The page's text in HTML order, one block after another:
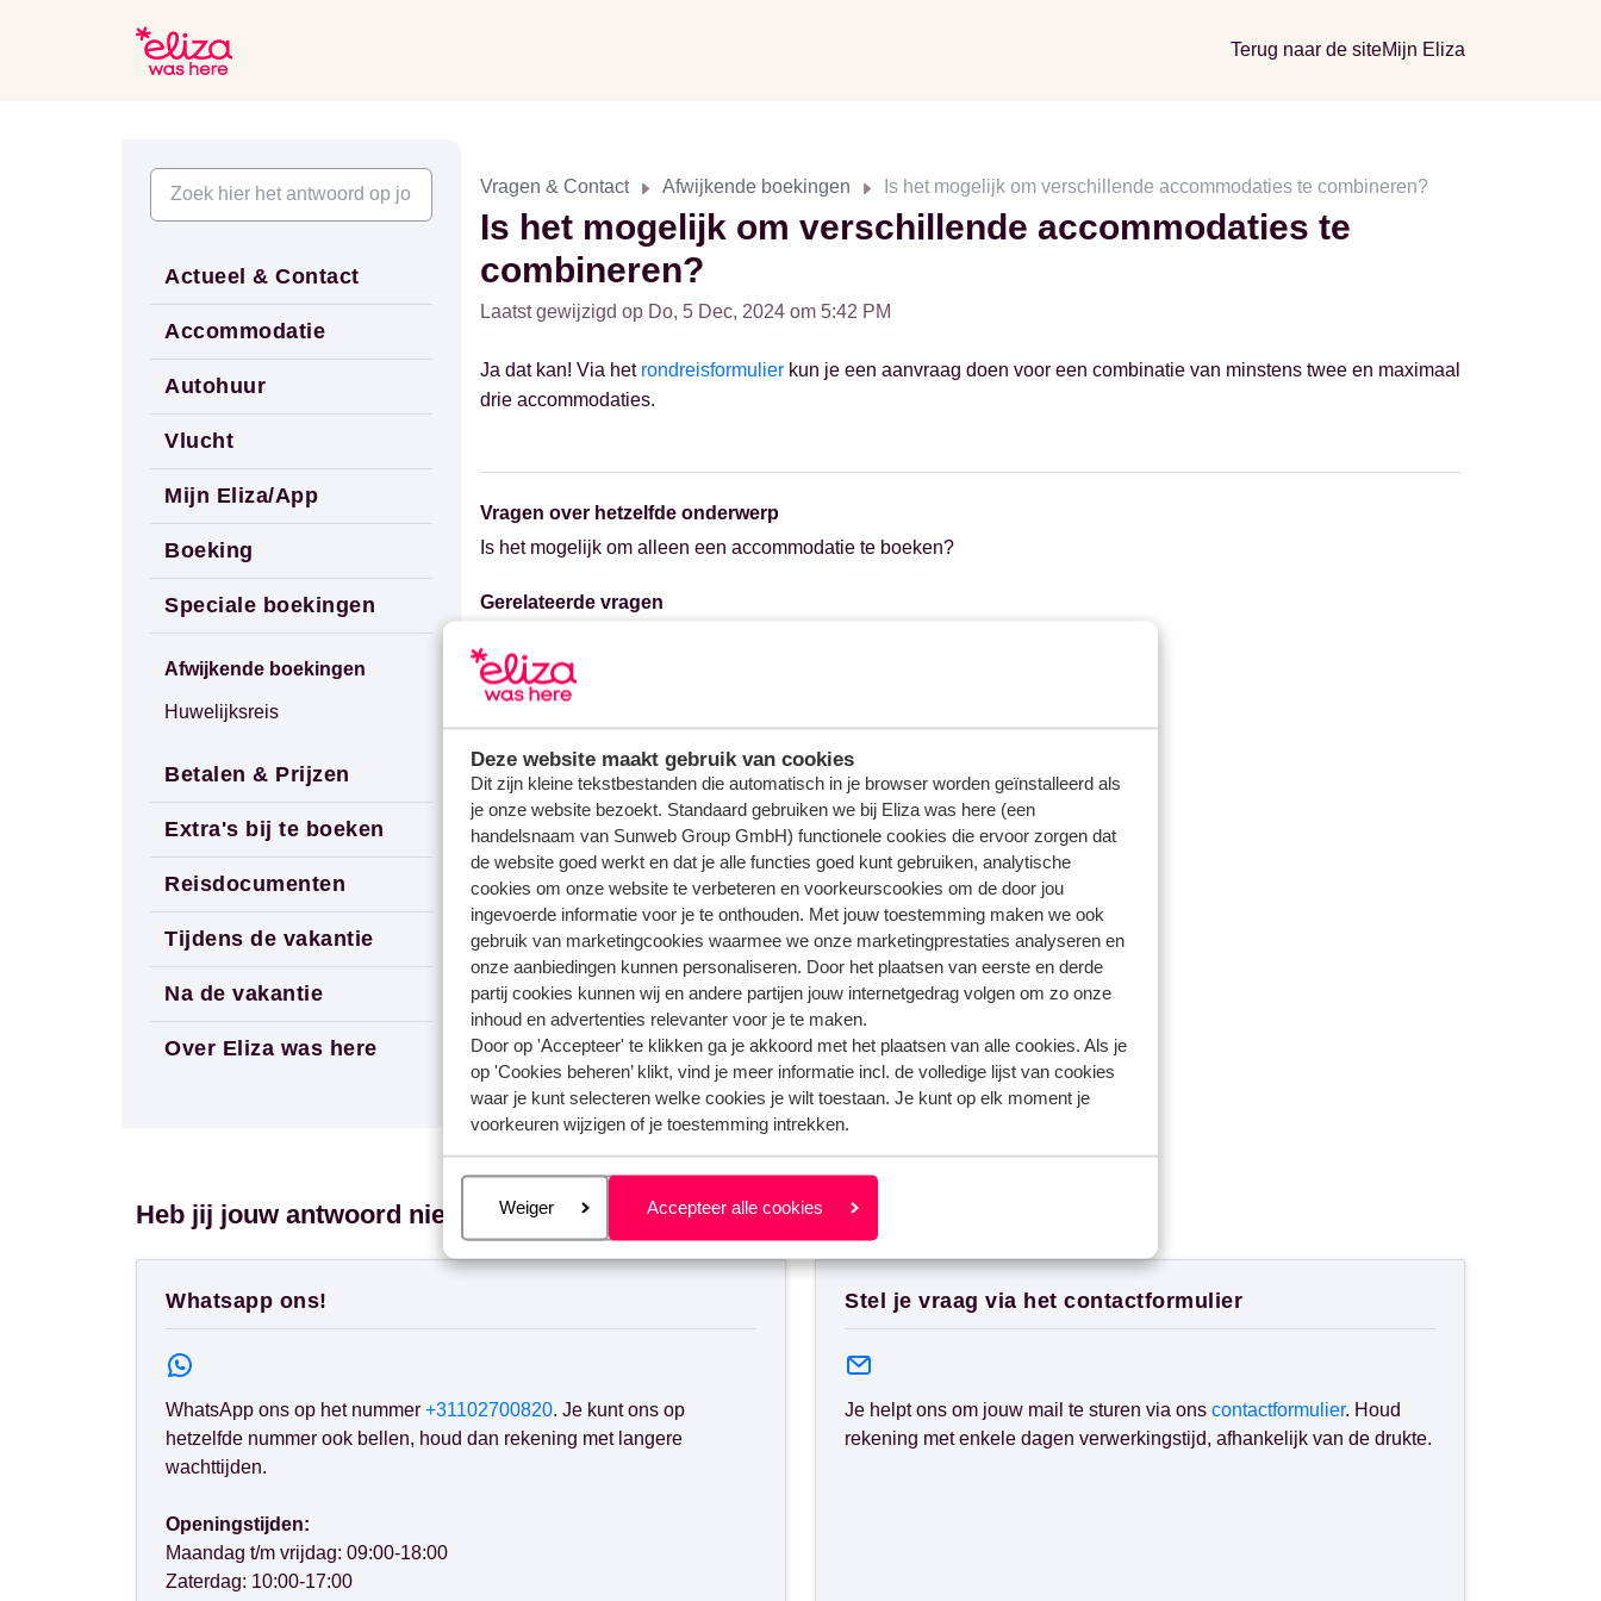
Deze website maakt gebruik van cookies
Dit zijn kleine tekstbestanden die automatisch in je browser worden geïnstalleerd als
je onze website bezoekt. Standaard gebruiken we bij Eliza was here (een
handelsnaam van Sunweb Group GmbH) functionele cookies die ervoor zorgen dat
de website goed werkt en dat je alle functies goed kunt gebruiken, analytische
cookies om onze website te verbeteren en voorkeurscookies om de door jou
ingevoerde informatie voor je te onthouden. Met jouw toestemming maken we ook
gebruik van marketingcookies waarmee we onze marketingprestaties analyseren en
onze aanbiedingen kunnen personaliseren. Door het plaatsen van eerste en derde
partij cookies kunnen wij en andere partijen jouw internetgedrag volgen om zo onze
inhoud en advertenties relevanter voor je te maken.
Door op 'Accepteer' te klikken ga je akkoord met het plaatsen van alle cookies. Als je
op 'Cookies beheren’ klikt, vind je meer informatie incl. de volledige lijst van cookies
waar je kunt selecteren welke cookies je wilt toestaan. Je kunt op elk moment je
voorkeuren wijzigen of je toestemming intrekken.
Beheren
Weiger Accepteer alle cookies
Terug naar de siteMijn Eliza
Actueel & Contact
Accommodatie
Autohuur
Vlucht
Mijn Eliza/App
Boeking
Speciale boekingen
Afwijkende boekingen
Huwelijksreis
Betalen & Prijzen
Extra's bij te boeken
Reisdocumenten
Tijdens de vakantie
Na de vakantie
Over Eliza was here
Vragen & Contact Afwijkende boekingen Is het mogelijk om verschillende accommodaties te combineren?
Is het mogelijk om verschillende accommodaties te
combineren?
Laatst gewijzigd op Do, 5 Dec, 2024 om 5:42 PM
Ja dat kan! Via het rondreisformulier kun je een aanvraag doen voor een combinatie van minstens twee en maximaal
drie accommodaties.
Vragen over hetzelfde onderwerp
Is het mogelijk om alleen een accommodatie te boeken?
Gerelateerde vragen
Wanneer komt het aanbod voor volgend seizoen online?
Kan ik medische bagage meenemen?
Heb jij jouw antwoord niet gevonden?
Whatsapp ons!
WhatsApp ons op het nummer +31102700820. Je kunt ons op
hetzelfde nummer ook bellen, houd dan rekening met langere
wachttijden.
Openingstijden:
Maandag t/m vrijdag: 09:00-18:00
Zaterdag: 10:00-17:00
Stel je vraag via het contactformulier
Je helpt ons om jouw mail te sturen via ons contactformulier. Houd
rekening met enkele dagen verwerkingstijd, afhankelijk van de drukte.